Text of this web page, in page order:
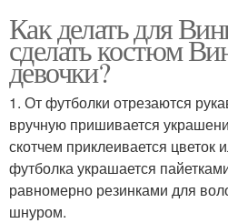
Как делать для
сделать костюм
девочки?
1. От футболки отрезаются
вручную пришивается
скотчем приклеивается
футболка украшается
равномерно резинками для
шнуром.